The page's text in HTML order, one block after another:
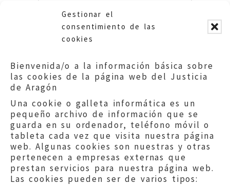
Gestionar el
consentimiento de las
cookies
Bienvenida/o a la información básica sobre
las cookies de la página web del Justicia
de Aragón
Una cookie o galleta informática es un
pequeño archivo de información que se
guarda en su ordenador, teléfono móvil o
tableta cada vez que visita nuestra página
web. Algunas cookies son nuestras y otras
pertenecen a empresas externas que
prestan servicios para nuestra página web.
Las cookies pueden ser de varios tipos:
Derecho Aragonés
I Encuentros del Foro de
Derecho Aragonés